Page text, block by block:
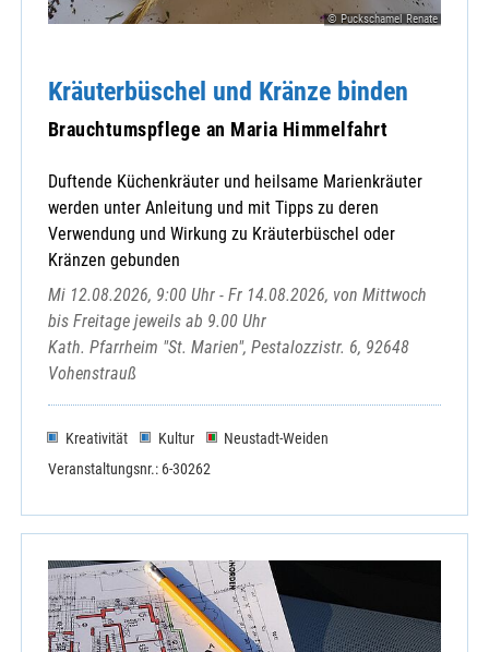
© Puckschamel Renate
Kräuterbüschel und Kränze binden
Brauchtumspflege an Maria Himmelfahrt
Duftende Küchenkräuter und heilsame Marienkräuter
werden unter Anleitung und mit Tipps zu deren
Verwendung und Wirkung zu Kräuterbüschel oder
Kränzen gebunden
Mi 12.08.2026, 9:00 Uhr - Fr 14.08.2026, von Mittwoch
bis Freitage jeweils ab 9.00 Uhr
Kath. Pfarrheim "St. Marien", Pestalozzistr. 6, 92648
Vohenstrauß
Kreativität Kultur
Neustadt-Weiden
Veranstaltungsnr.: 6-30262